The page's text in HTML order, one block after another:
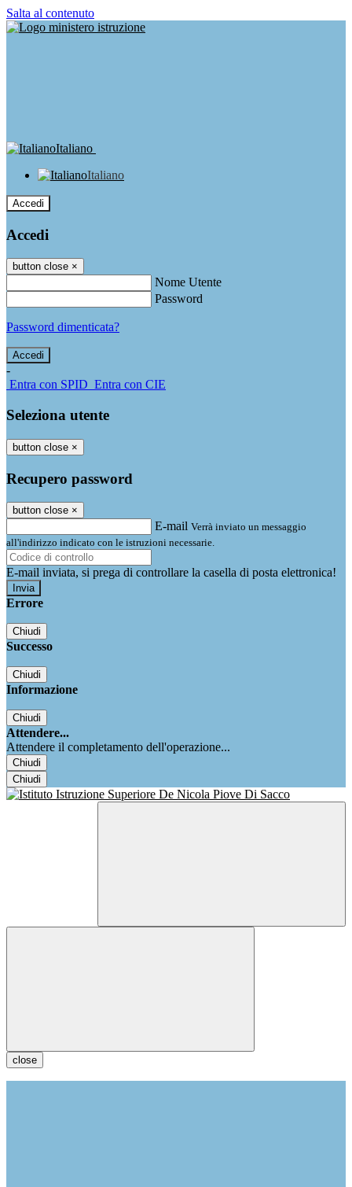
Salta al contenuto
Italiano
Italiano
Accedi
Accedi
button close ×
Nome Utente
Password
Password dimenticata?
-
Entra con SPID Entra con CIE
Seleziona utente
button close ×
Recupero password
button close ×
E-mail Verrà inviato un messaggio
all'indirizzo indicato con le istruzioni necessarie.
E-mail inviata, si prega di controllare la casella di posta elettronica!
Errore
Chiudi
Successo
Chiudi
Informazione
Chiudi
Attendere...
Attendere il completamento dell'operazione...
Chiudi
Chiudi
close